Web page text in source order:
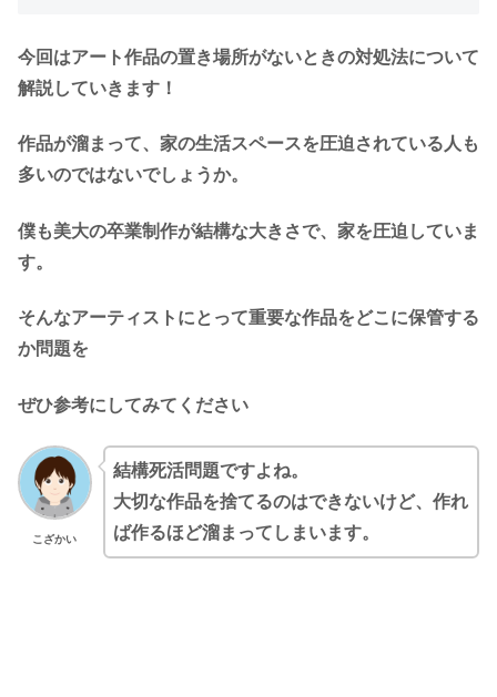
今回はアート作品の置き場所がないときの対処法について
解説していきます！
作品が溜まって、家の生活スペースを圧迫されている人も
多いのではないでしょうか。
僕も美大の卒業制作が結構な大きさで、家を圧迫していま
す。
そんなアーティストにとって重要な作品をどこに保管する
か問題を
ぜひ参考にしてみてください
こざかい
結構死活問題ですよね。
大切な作品を捨てるのはできないけど、作れ
ば作るほど溜まってしまいます。